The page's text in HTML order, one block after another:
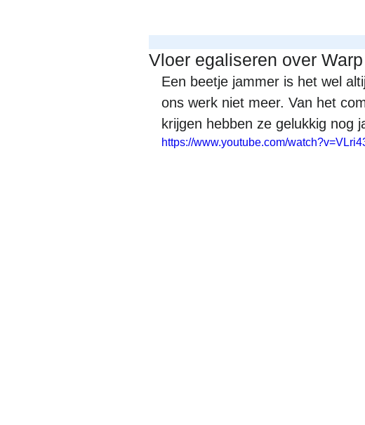
Vloer egaliseren over
Een beetje jammer is het wel
ons werk niet meer. Van het
krijgen hebben ze gelukkig nog
https://www.youtube.com/